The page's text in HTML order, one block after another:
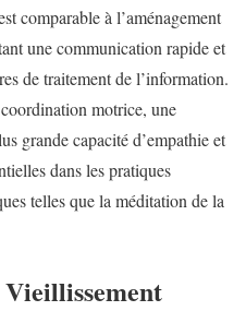
comparable à l’aménagement
une communication rapide et
de traitement de l’information.
motrice, une
grande capacité d’empathie et
dans les pratiques
telles que la méditation de la